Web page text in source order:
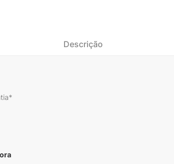
Descrição